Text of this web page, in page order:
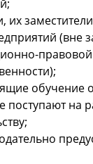
их
(вне
обучение
поступают на